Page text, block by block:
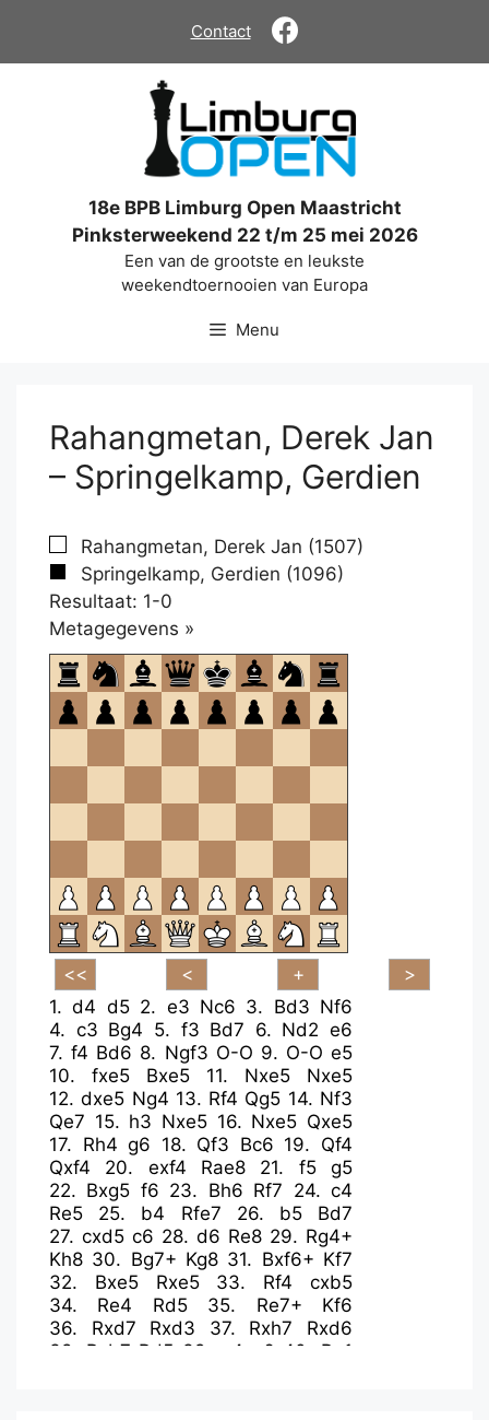
de
Contact
18e BPB Limburg Open Maastricht
Pinksterweekend 22 t/m 25 mei 2026
Een van de grootste en leukste
weekendtoernooien van Europa
Menu
Rahangmetan, Derek Jan
– Springelkamp, Gerdien
Rahangmetan, Derek Jan (1507)
Springelkamp, Gerdien (1096)
Resultaat: 1-0
Metagegevens »
om
te
openen.
1.d4 d5 2. e3 Nc6 3. Bd3 Nf6
4. c3 Bg4 5. f3 Bd7 6. Nd2 e6
7.f4 Bd6 8. Ngf3 O-O 9. O-O e5
10. fxe5 Bxe5 11. Nxe5
Nxe5
12.dxe5 Ng4 13. Rf4 Qg5 14. Nf3
Qe7 15. h3 Nxe5 16. Nxe5 Qxe5
17. Rh4 g6 18. Qf3 Bc6 19. Qf4
Qxf4
20. exf4 Rae8 21. f5
g5
22. Bxg5 f6 23. Bh6 Rf7 24.c4
Re5
25. b4 Rfe7 26. b5
Bd7
27. cxd5 c6 28. d6 Re8 29. Rg4+
Kh8 30. Bg7+ Kg8 31. Bxf6+ Kf7
32. Bxe5 Rxe5 33. Rf4
cxb5
34. Re4 Rd5 35. Re7+
Kf6
36. Rxd7 Rxd3 37. Rxh7
Rxd6
38. Rxb7 Rd5 39. g4 a6 40. Re1